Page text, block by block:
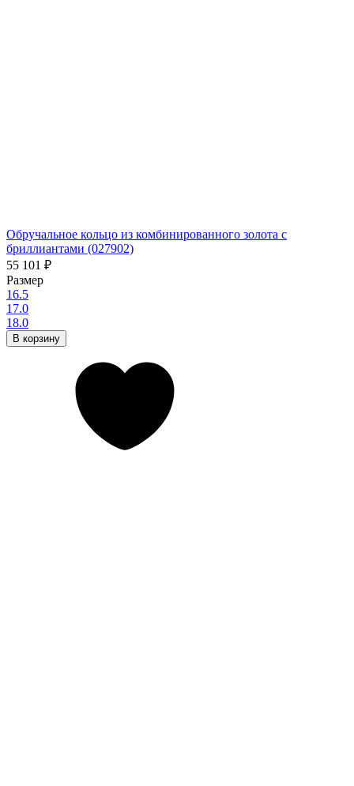
Обручальное кольцо из комбинированного золота с
бриллиантами (027902)
55 101 ₽
Размер
16.5
17.0
18.0
В корзину